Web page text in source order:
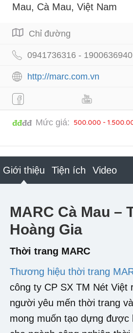
Mau, Cà Mau, Việt Nam
Chỉ đường
0941736316 - 1900636940
http://marc.com.vn
đđđđ Mức giá: 500.000 -
Giới thiệu Tiện ích Video
MARC Cà Mau –
Hoàng Gia
Thời trang MARC
Thương hiệu thời trang
công ty CP SX TM Nét Việt
người yêu mến thời trang
mong muốn tạo dựng được